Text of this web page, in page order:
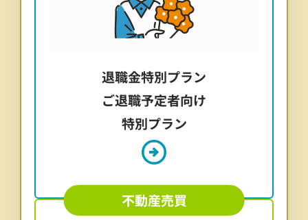
退職金特別プラン
ご退職予定者向け
特別プラン
不動産売買